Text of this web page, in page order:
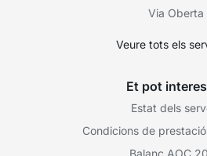
Via Oberta
Veure tots els
Et pot
Estat dels
Condicions de